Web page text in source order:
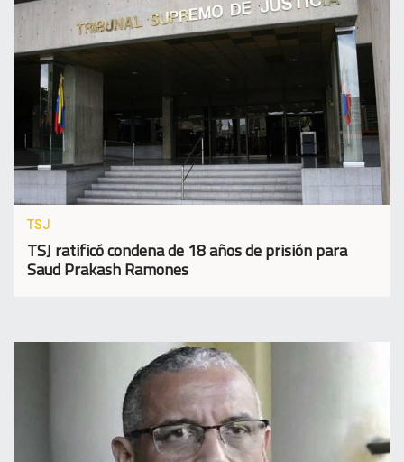
TSJ
TSJ ratificó condena de 18 años de prisión para
Saud Prakash Ramones